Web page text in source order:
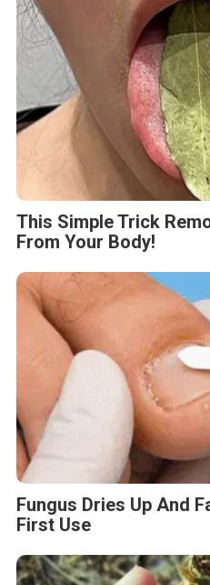
This Simple Trick
From Your Body!
Fungus Dries Up And
First Use